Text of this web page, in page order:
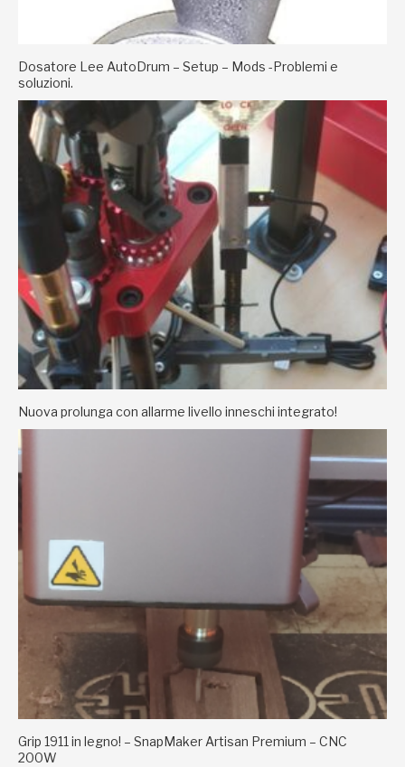
Dosatore Lee AutoDrum – Setup – Mods -Problemi e
soluzioni.
Nuova prolunga con allarme livello inneschi integrato!
Grip 1911 in legno! – SnapMaker Artisan Premium – CNC
200W